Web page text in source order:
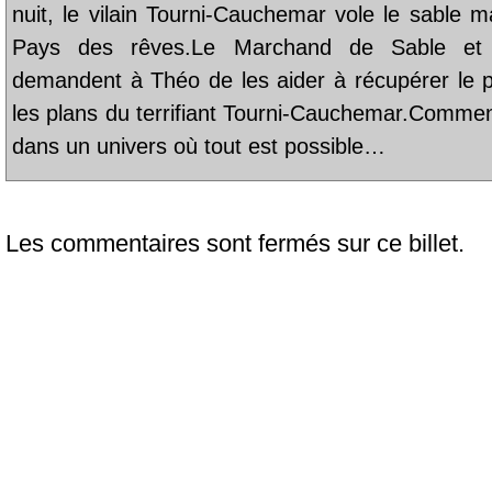
nuit, le vilain Tourni-Cauchemar vole le sable
Pays des rêves.Le Marchand de Sable
demandent à Théo de les aider à récupérer le
les plans du terrifiant Tourni-
dans un univers où tout est possible…
Les commentaires sont fermés sur ce billet.